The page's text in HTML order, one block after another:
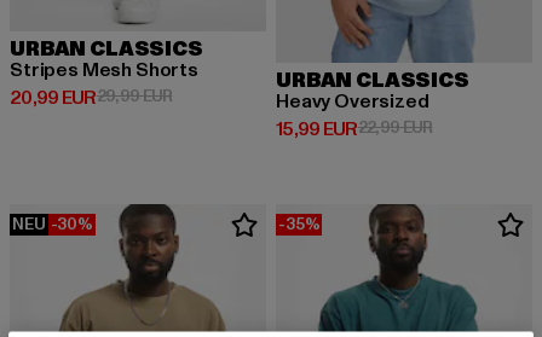
URBAN CLASSICS
Stripes Mesh Shorts
20,99 EUR
Derzeitiger Preis: 20,99 EUR
29,99 EURAktionspreis: 29,99 EUR
URBAN CLASSICS
Heavy Oversized
15,99 EUR
Derzeitiger Preis: 15,99 EUR
22,99 EURAktionspreis:
NEU -30% -35%